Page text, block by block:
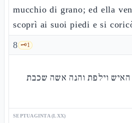
mucchio di grano; ed ella
scoprì ai suoi piedi e si
8 🗝️1
האיש וילפת והנה אשה שכבת
SEPTUAGINTA (LXX)